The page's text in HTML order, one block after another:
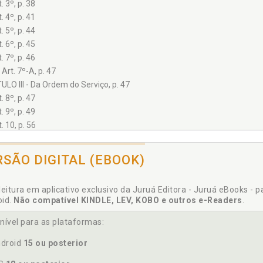
3º, p. 38
4º, p. 41
5º, p. 44
6º, p. 45
7º, p. 46
Art. 7º-A, p. 47
III - Da Ordem do Serviço, p. 47
8º, p. 47
9º, p. 49
10, p. 56
12, p. 60
13, p. 63
15, p. 70
IV - Da Publicidade, p. 72
16, p. 72
18, p. 78
19, p. 78
DIGITAL (EBOOK)
em aplicativo exclusivo da Juruá Editora - Juruá eBooks -
Não compatível KINDLE, LEV, KOBO e outros e-Readers.
para as plataformas:
15 ou posterior